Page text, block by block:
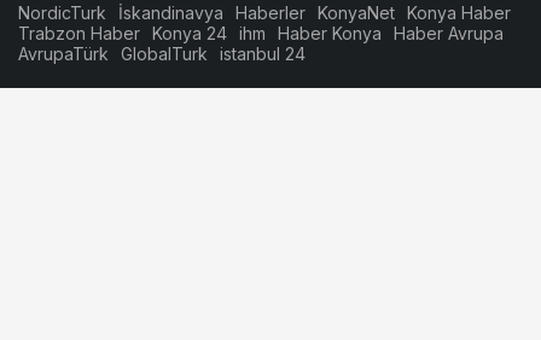
NordicTurk
İskandinavya Haberler KonyaNet Konya Haber
Trabzon Haber Konya 24 ihm Haber Konya
Haber Avrupa
AvrupaTürk
GlobalTurk istanbul 24